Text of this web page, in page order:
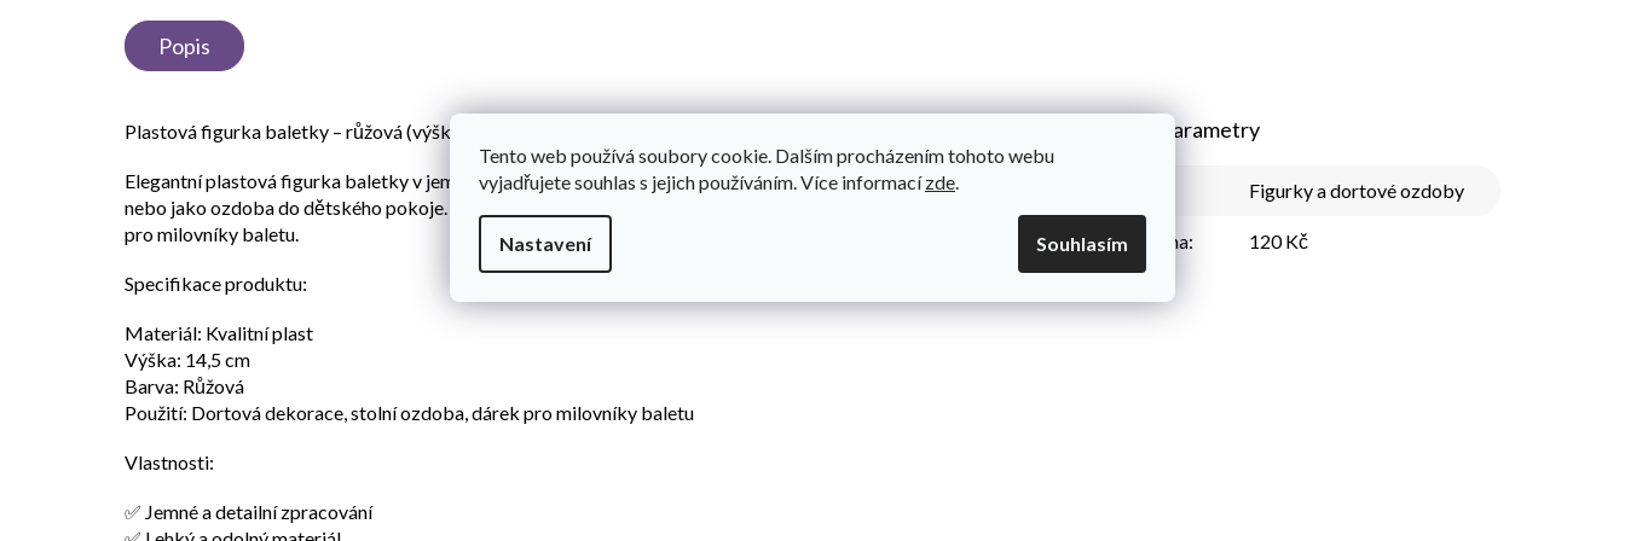
Tento web používá soubory cookie. Dalším procházením tohoto webu
vyjadřujete souhlas s jejich používáním. Více informacízde.
Nastavení Souhlasím
Popis
Plastová figurka baletky – růžová (výška 14,5 cm), 1ks
Elegantní plastová figurka baletky v jemné růžové barvě je dokonalým doplňkem pro dorty, slavnostní dekorace
nebo jako ozdoba do dětského pokoje. Je ideální pro narozeninové oslavy, taneční vystoupení či tematické dorty
pro milovníky baletu.
Specifikace produktu:
Materiál: Kvalitní plast
Výška: 14,5 cm
Barva: Růžová
Použití: Dortová dekorace, stolní ozdoba, dárek pro milovníky baletu
Vlastnosti:
✅ Jemné a detailní zpracování
Doplňkové parametry
Figurky a dortové ozdoby
Nejnižší cena: 120 Kč